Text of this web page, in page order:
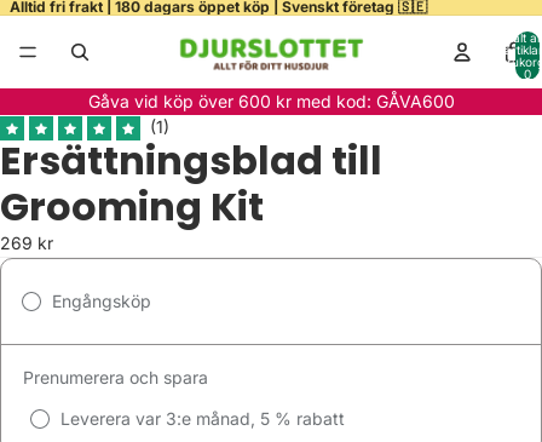
Alltid fri frakt | 180 dagars öppet köp | Svenskt företag 🇸🇪
Totalt
0
Gåva vid köp över 600 kr med kod: GÅVA600
Ersättningsblad till
Grooming Kit
269 kr
Engångsköp
Prenumerera och spara
Leverera var 3:e månad, 5 % rabatt